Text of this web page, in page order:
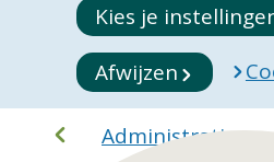
Kies je
Afwijzen
Administratie